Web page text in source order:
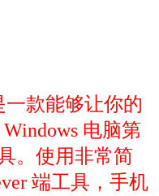
一款能够让你的
电脑第
。使用非常简
端工具，手机